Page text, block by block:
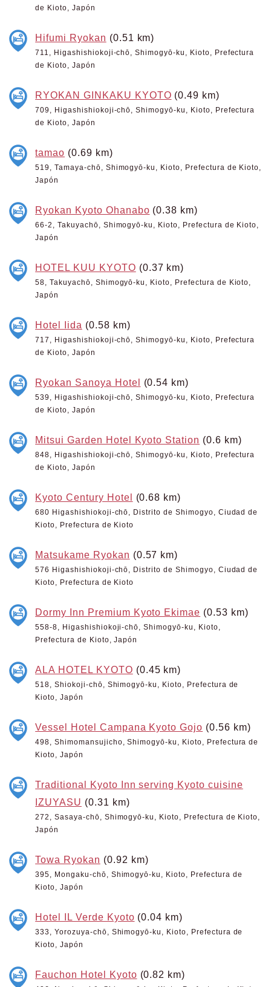
de Kioto, Japón
Hifumi Ryokan (0.51 km)
711, Higashishiokoji-chō, Shimogyō-ku, Kioto, Prefectura
de Kioto, Japón
RYOKAN GINKAKU KYOTO (0.49 km)
709, Higashishiokoji-chō, Shimogyō-ku, Kioto, Prefectura
de Kioto, Japón
tamao (0.69 km)
519, Tamaya-chō, Shimogyō-ku, Kioto, Prefectura de Kioto,
Japón
Ryokan Kyoto Ohanabo (0.38 km)
66-2, Takuyachō, Shimogyō-ku, Kioto, Prefectura de Kioto,
Japón
HOTEL KUU KYOTO (0.37 km)
58, Takuyachō, Shimogyō-ku, Kioto, Prefectura de Kioto,
Japón
Hotel Iida (0.58 km)
717, Higashishiokoji-chō, Shimogyō-ku, Kioto, Prefectura
de Kioto, Japón
Ryokan Sanoya Hotel (0.54 km)
539, Higashishiokoji-chō, Shimogyō-ku, Kioto, Prefectura
de Kioto, Japón
Mitsui Garden Hotel Kyoto Station (0.6 km)
848, Higashishiokoji-chō, Shimogyō-ku, Kioto, Prefectura
de Kioto, Japón
Kyoto Century Hotel (0.68 km)
680 Higashishiokoji-chō, Distrito de Shimogyo, Ciudad de
Kioto, Prefectura de Kioto
Matsukame Ryokan (0.57 km)
576 Higashishiokoji-chō, Distrito de Shimogyo, Ciudad de
Kioto, Prefectura de Kioto
Dormy Inn Premium Kyoto Ekimae (0.53 km)
558-8, Higashishiokoji-chō, Shimogyō-ku, Kioto,
Prefectura de Kioto, Japón
ALA HOTEL KYOTO (0.45 km)
518, Shiokoji-chō, Shimogyō-ku, Kioto, Prefectura de
Kioto, Japón
Vessel Hotel Campana Kyoto Gojo (0.56 km)
498, Shimomansujicho, Shimogyō-ku, Kioto, Prefectura de
Kioto, Japón
Traditional Kyoto Inn serving Kyoto cuisine
IZUYASU (0.31 km)
272, Sasaya-chō, Shimogyō-ku, Kioto, Prefectura de Kioto,
Japón
Towa Ryokan (0.92 km)
395, Mongaku-chō, Shimogyō-ku, Kioto, Prefectura de
Kioto, Japón
Hotel IL Verde Kyoto (0.04 km)
333, Yorozuya-chō, Shimogyō-ku, Kioto, Prefectura de
Kioto, Japón
Fauchon Hotel Kyoto (0.82 km)